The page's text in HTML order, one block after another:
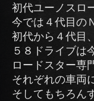
初代ユーノスロ
今では４代目の
初代から４代目
５８ドライブは
ロードスター専
それぞれの車両
そしてもちろん